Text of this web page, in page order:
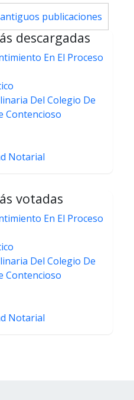
publicaciones
descargadas
En El Proceso
Del Colegio De
Contencioso
Notarial
votadas
En El Proceso
Del Colegio De
Contencioso
Notarial